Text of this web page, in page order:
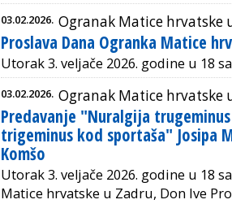
03.02.2026. Ogranak Matice hrvatske
Proslava Dana Ogranka Matice
Utorak 3. veljače 2026. godine u 18
03.02.2026. Ogranak Matice hrvatske
Predavanje "Nuralgija
trigeminus kod sportaša" Josipa
Komšo
Utorak 3. veljače 2026. godine u 18
Matice hrvatske u Zadru, Don Ive